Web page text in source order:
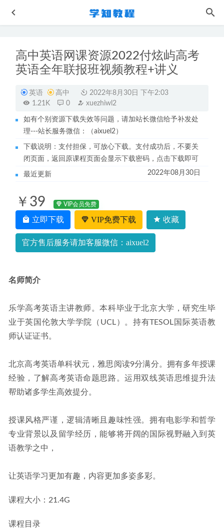
高中英语网课资源2022付炫屿高考
英语全年联报班视频教程+讲义
英语 高中
2022年8月30日 下午2:03
1.21K
0 xuezhiwl2
如有个别资源下载失效等问题，请加站长微信给予补发处
理---站长服务微信：（aixuel2）
下载说明：支付担保，可放心下载。支付成功后，不要关
闭页面，返回原课程页面会显示下载密码，点击下载即可
最近更新 2022年08月30日
￥39 VIP会员免费
立即下载 VIP免费下载 收藏
官方售后服务请加客服微信：aixuel2
名师简介
乐学高考英语主讲教师。本科毕业于北京大学，研究生毕
业于英国伦敦大学学院（UCL）。持有TESOL国际英语教
师认证证书。
北京高考英语单科状元，雅思阅读9分满分。拥有多年授课
经验，了解高考英语命题思路。运用双线英语思维提升法
帮助诸多学生高效提分。
授课风格严谨，逻辑清晰且趣味性强。拥有电影学和哲学
专业背景以及留学经历，能够将开阔的国际视野融入到英
语教学之中，
让英语学习更加有趣，内容更加多姿多彩。
课程大小：21.4G
课程目录
初中英语网课教程简单学习网麻雪玲初二英语视频教程+讲
2022-10-08
北京四中叶长军高中化学课程（全套）-高考化学总复习视
频教程+讲义练习 2022-08-01
23年高中数学网课2023年佟硕带你刷套卷【新高考-数学
作业帮2022宋雨晴高一物理a+寒假班课程+课堂笔记+讲义
2023-07-21
学前教育跟谁学香知社双语妈妈启蒙教学39讲视频教程
2022-10-25